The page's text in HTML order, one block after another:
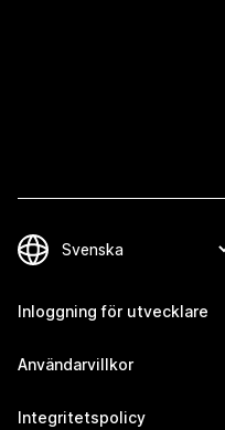
Inloggning för utvecklare
Användarvillkor
Integritetspolicy